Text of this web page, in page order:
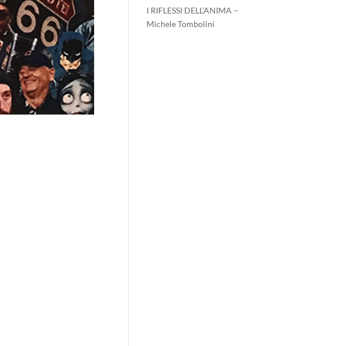
I RIFLESSI DELL’ANIMA –
Michele Tombolini